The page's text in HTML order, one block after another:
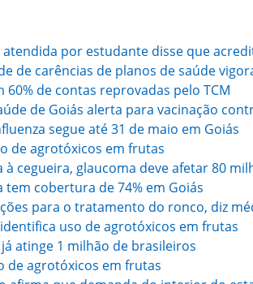
por estudante disse que
de carências de planos de saúde
de contas reprovadas pelo TCM
de Goiás alerta para vacinação
segue até 31 de maio em Goiás
de agrotóxicos em frutas
à cegueira, glaucoma deve afetar 80
cobertura de 74% em Goiás
para o tratamento do ronco, diz
uso de agrotóxicos em frutas
atinge 1 milhão de brasileiros
de agrotóxicos em frutas